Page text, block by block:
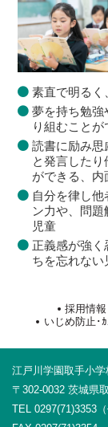
素直で明るく
夢を持ち勉強
り組むこと
読書に励み思
と発言した
ができる、
自分を律し
ン力や、問
児童
正義感が強
ちを忘れない
江戸川学園取手小学
〒302-0032 茨城県
TEL 0297(71)3353（
採用情報
いじめ防止･